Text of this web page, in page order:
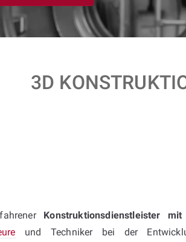
3D
Konstruktionsdienstleister
und Techniker bei der